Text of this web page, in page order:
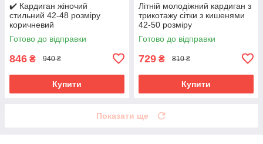
✔️ Кардиган жіночий
стильний 42-48 розміру
коричневий
Готово до відправки
846 ₴ 940 ₴
Купити
Літній молодіжний кардиган з
трикотажу сітки з кишенями
42-50 розміру
Готово до відправки
729 ₴ 810 ₴
Купити
Показати ще